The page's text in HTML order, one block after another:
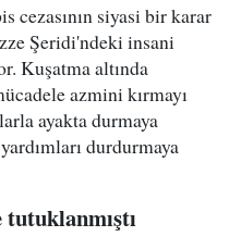
cezasının siyasi bir karar
Şeridi'ndeki insani
Kuşatma altında
azmini kırmayı
ayakta durmaya
durdurmaya
tutuklanmıştı